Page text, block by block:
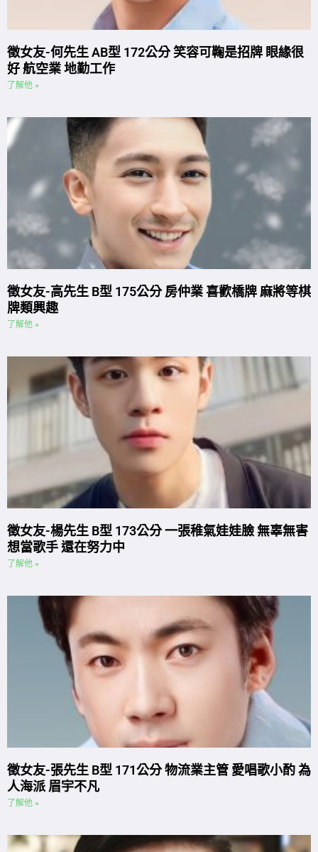
徵女友-何先生 AB型 172公分 笑容可鞠是招牌 眼緣很
好 航空業 地勤工作
了解他 »
徵女友-高先生 B型 175公分 房仲業 喜歡橋牌 麻將等棋
牌類興趣
了解他 »
徵女友-楊先生 B型 173公分 一張稚氣娃娃臉 無辜無害
想當歌手 還在努力中
了解他 »
徵女友-張先生 B型 171公分 物流業主管 愛唱歌小酌 為
人海派 眉宇不凡
了解他 »